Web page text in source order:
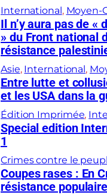
International, Moyen-
Il n’y aura pas de «
» du Front national
résistance
Asie, International,
Entre lutte et
et les USA dans la
Édition Imprimée,
Special edition
1
Crimes contre le
Coupes rases : En
résistance